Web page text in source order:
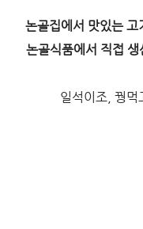
논골집에서 맛있는
논골식품에서 직접
일석이조, 꿩먹